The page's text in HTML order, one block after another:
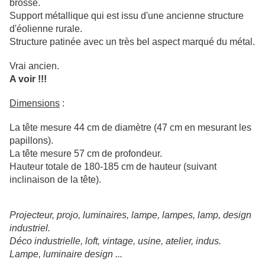
brossé.
Support métallique qui est issu d'une ancienne structure
d'éolienne rurale.
Structure patinée avec un très bel aspect marqué du métal.
Vrai ancien.
A voir !!!
Dimensions :
La tête mesure 44 cm de diamètre (47 cm en mesurant les
papillons).
La tête mesure 57 cm de profondeur.
Hauteur totale de 180-185 cm de hauteur (suivant
inclinaison de la tête).
Projecteur, projo, luminaires, lampe, lampes, lamp, design
industriel.
Déco industrielle, loft, vintage, usine, atelier, indus.
Lampe, luminaire design ...